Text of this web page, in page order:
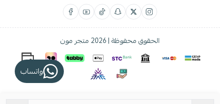
الحقوق محفوظة | 2026 متجر مون
واتساب